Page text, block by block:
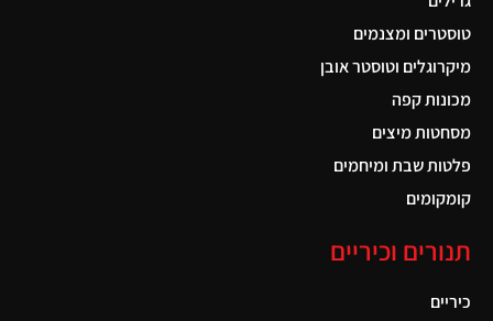
טוסטרים ומצנמים
מיקרוגלים וטוסטר אובן
מכונות קפה
מסחטות מיצים
פלטות שבת ומיחמים
קומקומים
תנורים וכיריים
כיריים